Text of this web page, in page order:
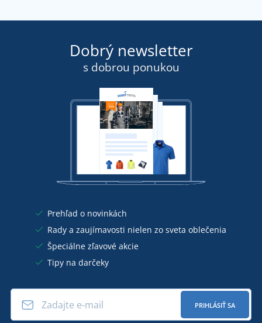
Dobrý newsletter
s dobrou ponukou
Prehľad o novinkách
Rady a zaujímavosti nielen zo sveta oblečenia
Špeciálne zľavové akcie
Tipy na darčeky
PRIHLÁSIŤ SA